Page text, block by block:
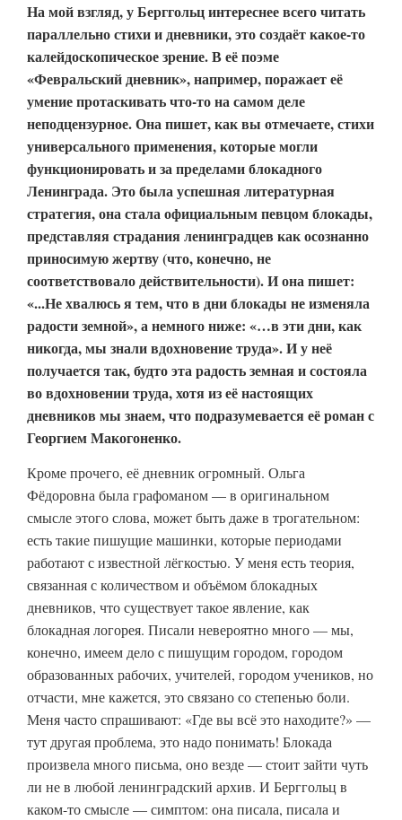
На мой взгляд, у Берггольц интереснее всего читать
параллельно стихи и дневники, это создаёт какое-то
калейдоскопическое зрение. В её поэме
«Февральский дневник», например, поражает её
умение протаскивать что-то на самом деле
неподцензурное. Она пишет, как вы отмечаете, стихи
универсального применения, которые могли
функционировать и за пределами блокадного
Ленинграда. Это была успешная литературная
стратегия, она стала официальным певцом блокады,
представляя страдания ленинградцев как осознанно
приносимую жертву (что, конечно, не
соответствовало действительности). И она пишет:
«...Не хвалюсь я тем, что в дни блокады не изменяла
радости земной», а немного ниже: «…в эти дни, как
никогда, мы знали вдохновение труда». И у неё
получается так, будто эта радость земная и состояла
во вдохновении труда, хотя из её настоящих
дневников мы знаем, что подразумевается её роман с
Георгием Макогоненко.
Кроме прочего, её дневник огромный. Ольга
Фёдоровна была графоманом — в оригинальном
смысле этого слова, может быть даже в трогательном:
есть такие пишущие машинки, которые периодами
работают с известной лёгкостью. У меня есть теория,
связанная с количеством и объёмом блокадных
дневников, что существует такое явление, как
блокадная логорея. Писали невероятно много — мы,
конечно, имеем дело с пишущим городом, городом
образованных рабочих, учителей, городом учеников, но
отчасти, мне кажется, это связано со степенью боли.
Меня часто спрашивают: «Где вы всё это находите?» —
тут другая проблема, это надо понимать! Блокада
произвела много письма, оно везде — стоит зайти чуть
ли не в любой ленинградский архив. И Берггольц в
каком-то смысле — симптом: она писала, писала и